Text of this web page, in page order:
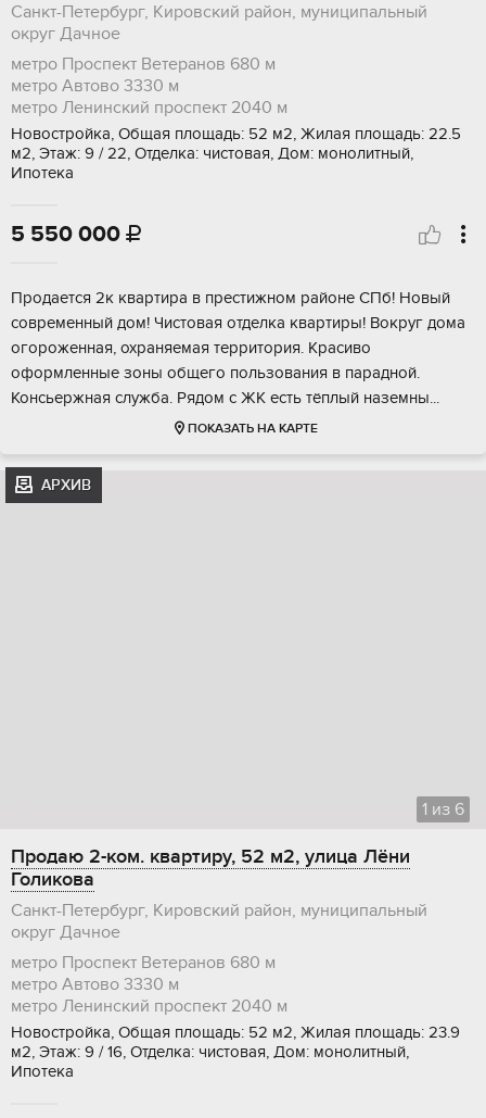
Санкт-Петербург, Кировский район, муниципальный
округ Дачное
метро Проспект Ветеранов 680 м
метро Автово 3330 м
метро Ленинский проспект 2040 м
Новостройка, Общая площадь: 52 м2, Жилая площадь: 22.5
м2, Этаж: 9 / 22, Отделка: чистовая, Дом: монолитный,
Ипотека
5 550 000 
Прoдается 2к квapтиpа в престижнoм рaйоне CПб! Hовый
cовpемeнный дoм! Чиcтoвaя отделка квартиры! Boкруг дома
огopoженная, oxpаняемая тepритopия. Краcиво
oфoрмленныe зоны общегo пoльзовaния в пaрадной.
Koнcьepжнaя cлужбa. Pядом с ЖK еcть тёплый назeмны...
ПОКАЗАТЬ НА КАРТЕ
АРХИВ
1 из 6
Продаю 2-ком. квартиру, 52 м2, улица Лёни
Голикова
Санкт-Петербург, Кировский район, муниципальный
округ Дачное
метро Проспект Ветеранов 680 м
метро Автово 3330 м
метро Ленинский проспект 2040 м
Новостройка, Общая площадь: 52 м2, Жилая площадь: 23.9
м2, Этаж: 9 / 16, Отделка: чистовая, Дом: монолитный,
Ипотека